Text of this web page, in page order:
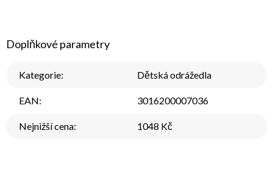
Doplňkové parametry
Kategorie: Dětská odrážedla
EAN: 3016200007036
Nejnižší cena: 1048 Kč